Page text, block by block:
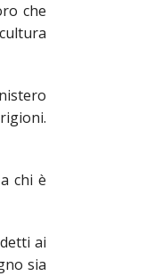
che
chi è
ai
sia